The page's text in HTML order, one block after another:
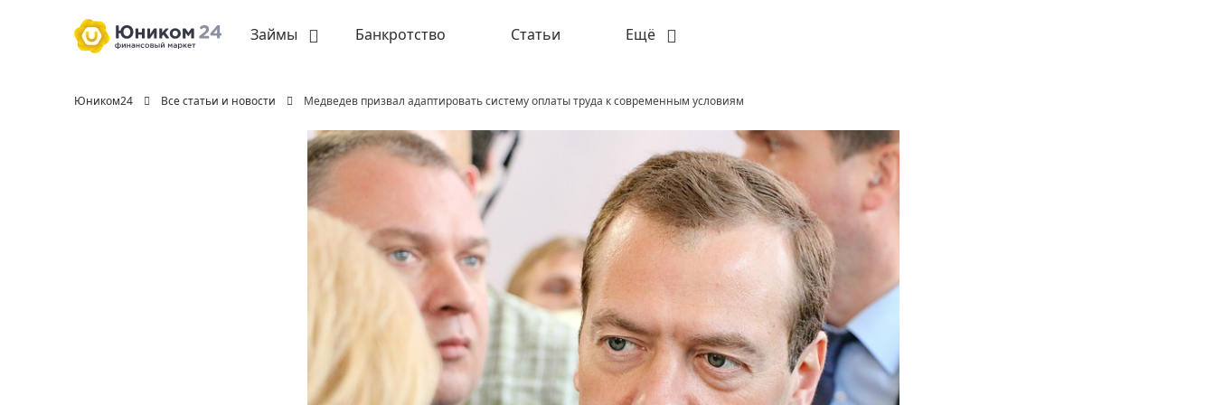
Займы Банкротство Статьи Ещё
Юником24 Все статьи и новости Медведев призвал адаптировать систему оплаты труда к современным условиям